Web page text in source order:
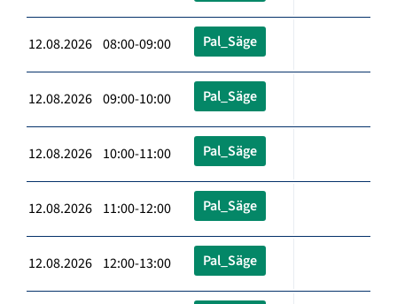
12.08.2026 08:00-09:00 Pal_Säge
12.08.2026 09:00-10:00 Pal_Säge
12.08.2026 10:00-11:00 Pal_Säge
12.08.2026 11:00-12:00 Pal_Säge
12.08.2026 12:00-13:00 Pal_Säge